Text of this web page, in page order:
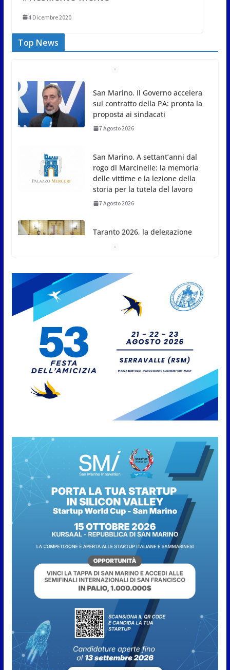
4 Dicembre 2020
Top News
San Marino. Il Governo accelera
sul contratto della PA: pronta la
proposta ai sindacati
7 Agosto 2026
San Marino. A settant’anni dal
rogo di Marcinelle: la memoria
delle vittime e la lezione della
storia per la tutela del lavoro
7 Agosto 2026
Taranto 2026, la delegazione
portabandiera
7 Agosto 2026
L’Associazione Frontalieri Italia
l’Ambasciatore Colaceci per un
confronto su diritti e
discriminazioni a scapito dei
lavoratori
San Marino. L’ordinanza sul
preventiva, non ci sono carenze
idriche al momento, ma il
risparmio è sempre buona
norma